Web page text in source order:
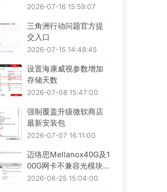
2026-07-16 15:59:07
三角洲行动问题官方提
交入口
2026-07-15 14:48:45
设置海康威视参数增加
存储天数
2026-07-08 15:47:00
强制覆盖升级微软商店
最新安装包
2026-07-07 16:11:00
迈络思Mellanox40G及1
00G网卡不兼容光模块解
决办法
2026-06-25 15:04:00